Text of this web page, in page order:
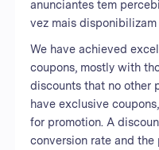
anunciantes tem
vez mais disponibilizam
We have achieved
coupons, mostly with
discounts that no other
have exclusive
for promotion. A
conversion rate and